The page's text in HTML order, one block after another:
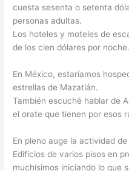
cuesta sesenta o setenta
personas adultas.
Los hoteles y moteles de
de los cien dólares por noche.
En México, estaríamos
estrellas de Mazatlán.
También escuché hablar de
el orate que tienen por esos
En pleno auge la actividad
Edificios de varios pisos en
muchísimos iniciando lo que